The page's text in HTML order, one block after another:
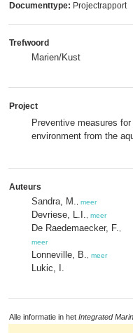
Documenttype: Projectrapport
Trefwoord
Marien/Kust
Project
Preventive measures
environment from the
Auteurs
Sandra, M. meer
Devriese, L.I. meer
De Raedemaecker, F.
meer
Lonneville, B. meer
Lukic, I.
Alle informatie in het Integrated